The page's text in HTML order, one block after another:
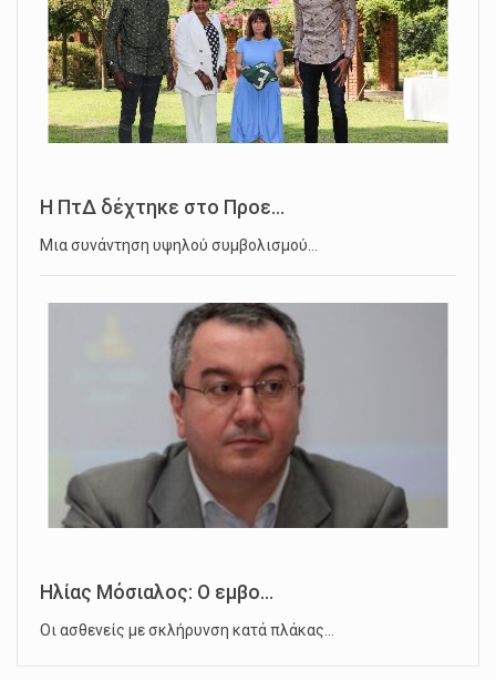
Η ΠτΔ δέχτηκε στο Προε...
Μια συνάντηση υψηλού συμβολισμού…
Ηλίας Μόσιαλος: Ο εμβο...
Οι ασθενείς με σκλήρυνση κατά πλάκας…